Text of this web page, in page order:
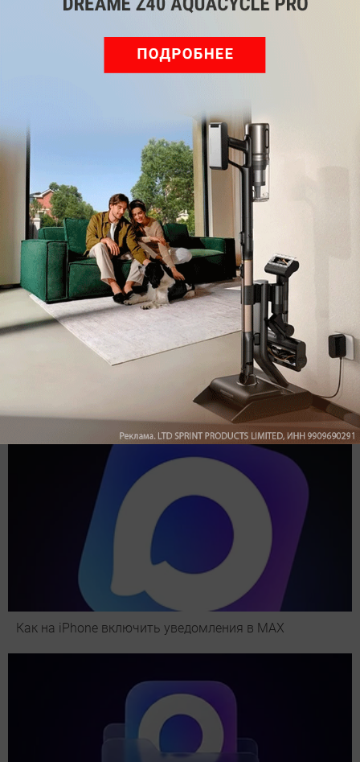
Подпишись на наш канал в мессенджере МАХ
Как на iPhone включить уведомления в MAX